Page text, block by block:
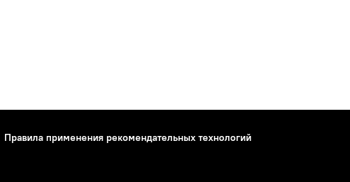
Правила применения рекомендательных технологий